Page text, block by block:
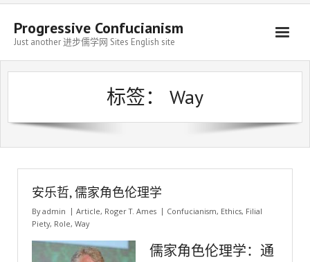
Progressive Confucianism
Just another 进步儒学网 Sites English site
标签： Way
安乐哲, 儒家角色伦理学
Byadmin Article, Roger T. Ames Confucianism, Ethics, Filial
Piety, Role, Way
儒家角色伦理学：通